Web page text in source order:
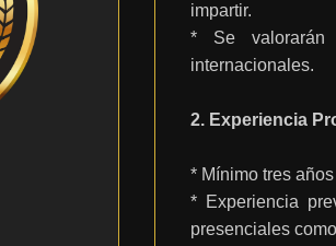
impartir.
* Se valorarán
internacionales.
2. Experiencia
* Mínimo tres
* Experiencia
presenciales